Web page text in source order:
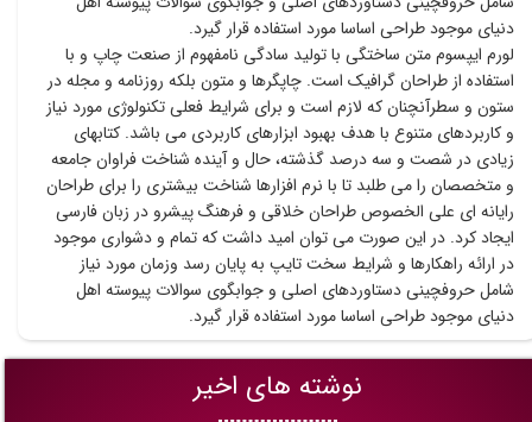
دنیای موجود طراحی اساسا مورد استفاده قرار گیرد.
لورم ایپسوم متن ساختگی با تولید سادگی نامفهوم از صنعت چاپ و با
استفاده از طراحان گرافیک است. چاپگرها و متون بلکه روزنامه و مجله در
ستون و سطرآنچنان که لازم است و برای شرایط فعلی تکنولوژی مورد نیاز
و کاربردهای متنوع با هدف بهبود ابزارهای کاربردی می باشد. کتابهای
زیادی در شصت و سه درصد گذشته، حال و آینده شناخت فراوان جامعه
و متخصصان را می طلبد تا با نرم افزارها شناخت بیشتری را برای طراحان
رایانه ای علی الخصوص طراحان خلاقی و فرهنگ پیشرو در زبان فارسی
ایجاد کرد. در این صورت می توان امید داشت که تمام و دشواری موجود
در ارائه راهکارها و شرایط سخت تایپ به پایان رسد وزمان مورد نیاز
شامل حروفچینی دستاوردهای اصلی و جوابگوی سوالات پیوسته اهل
دنیای موجود طراحی اساسا مورد استفاده قرار گیرد.
نوشته های اخیر